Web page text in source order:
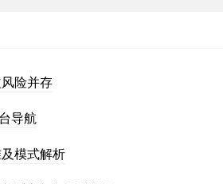
险并存
导航
模式解析